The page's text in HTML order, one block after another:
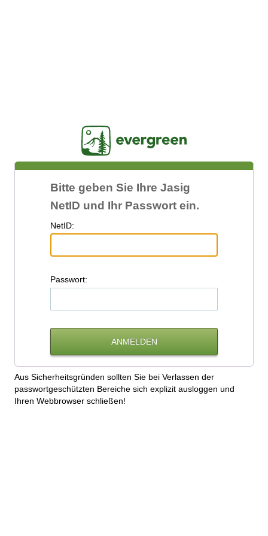
Bitte geben Sie Ihre Jasig
NetID und Ihr Passwort ein.
NetID:
Passwort:
Aus Sicherheitsgründen sollten Sie bei Verlassen der
passwortgeschützten Bereiche sich explizit ausloggen und
Ihren Webbrowser schließen!